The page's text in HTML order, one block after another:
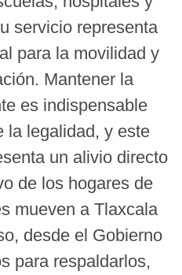
servicio representa
para la movilidad y
Mantener la
es indispensable
la legalidad, y este
un alivio directo
de los hogares de
mueven a Tlaxcala
desde el Gobierno
para respaldarlos,